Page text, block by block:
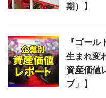
期）】
『ゴー
生まれ変
資産価値
プ」】